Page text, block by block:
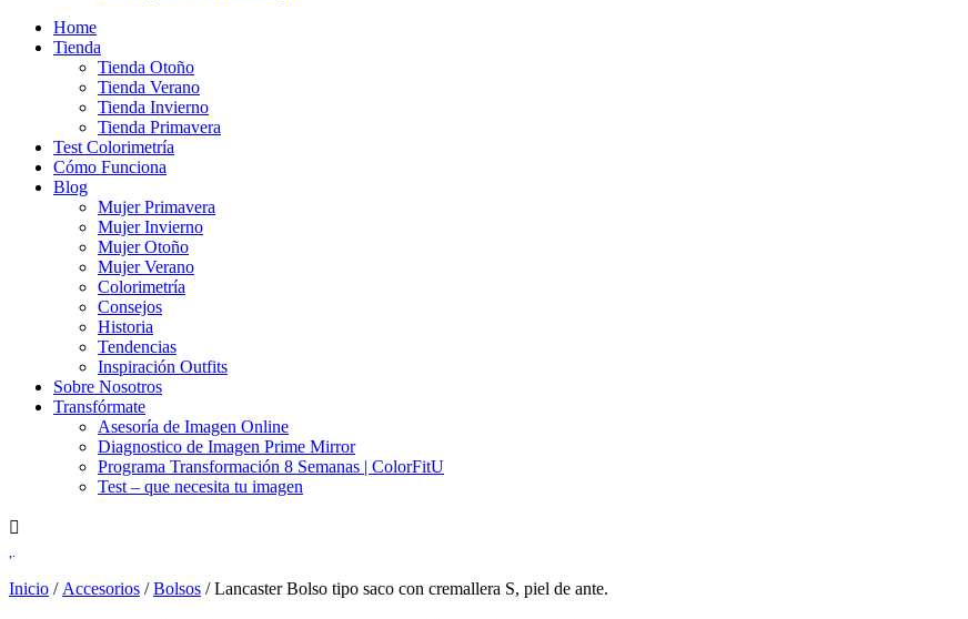
Home
Tienda
Tienda Otoño
Tienda Verano
Tienda Invierno
Tienda Primavera
Test Colorimetría
Cómo Funciona
Blog
Mujer Primavera
Mujer Invierno
Mujer Otoño
Mujer Verano
Colorimetría
Consejos
Historia
Tendencias
Inspiración Outfits
Sobre Nosotros
Transfórmate
Asesoría de Imagen Online
Diagnostico de Imagen Prime Mirror
Programa Transformación 8 Semanas | ColorFitU
Test – que necesita tu imagen
Inicio / Accesorios /Bolsos / Lancaster Bolso tipo saco con cremallera S, piel de ante.